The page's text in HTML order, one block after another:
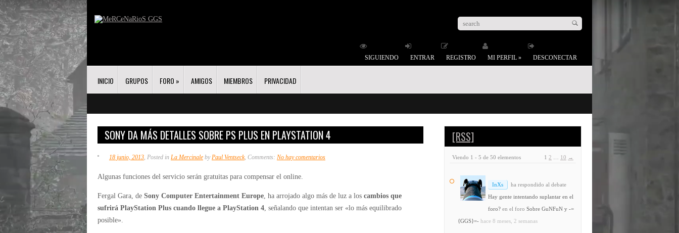
SIGUIENDO ENTRAR REGISTRO MI PERFIL » DESCONECTAR
INICIO GRUPOS FORO » AMIGOS MIEMBROS PRIVACIDAD
SONY DA MÁS DETALLES SOBRE PS PLUS EN PLAYSTATION 4
18 junio, 2013, Posted in La Mercinale byPaul Ventseck, Comments: No hay comentariosen
más
detalles
Algunas funciones del servicio serán gratuitas para compensar el online.
Fergal Gara, de Sony Computer Entertainment Europe, ha arrojado algo más de luz a los cambios que
sufrirá PlayStation Plus cuando llegue a PlayStation 4, señalando que intentan ser «lo más equilibrado
posible».
[RSS]
Viendo 1 - 5 de 50 elementos 1 2 10 →
InXs
ha respondido al debate
Hay gente intentando suplantar en el
foro? en el foro Sobre GuNFuN y -=
{GGS}=- hace 8 meses, 2 semanas